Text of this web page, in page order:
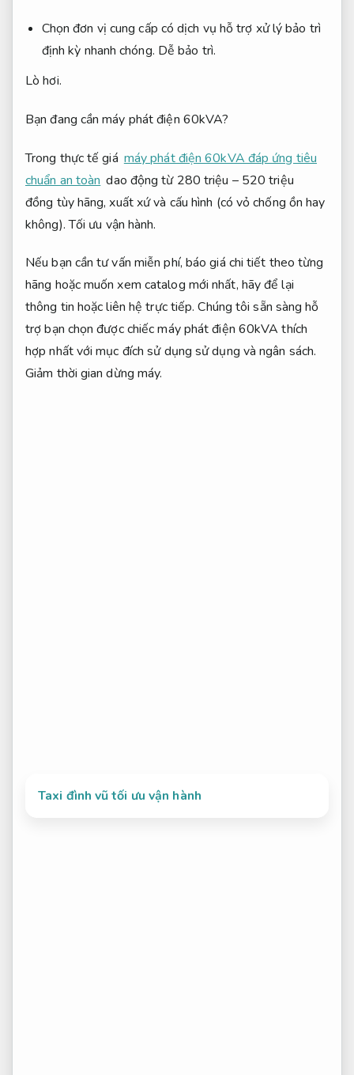
Chọn đơn vị cung cấp có dịch vụ hỗ trợ xử lý bảo trì
định kỳ nhanh chóng. Dễ bảo trì.
Lò hơi.
Bạn đang cần máy phát điện 60kVA?
Trong thực tế giá máy phát điện 60kVA đáp ứng tiêu
chuẩn an toàn dao động từ 280 triệu – 520 triệu
đồng tùy hãng, xuất xứ và cấu hình (có vỏ chống ồn hay
không).Tối ưu vận hành.
Nếu bạn cần tư vấn miễn phí, báo giá chi tiết theo từng
hãng hoặc muốn xem catalog mới nhất, hãy để lại
thông tin hoặc liên hệ trực tiếp. Chúng tôi sẵn sàng hỗ
trợ bạn chọn được chiếc máy phát điện 60kVA thích
hợp nhất với mục đích sử dụng sử dụng và ngân sách.
Giảm thời gian dừng máy.
Taxi đình vũ tối ưu vận hành